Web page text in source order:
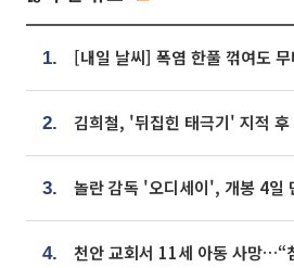
1.
2.
3.
4.